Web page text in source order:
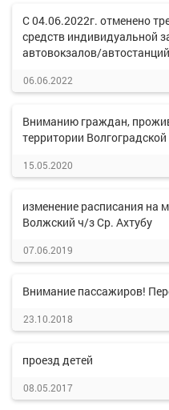
С 04.06.2022г. отменено
средств индивидуальной
автовокзалов/
06.06.2022
Вниманию граждан,
территории
15.05.2020
изменение расписания на
Волжский ч/з Ср. Ахтубу
07.06.2019
Внимание пассажиров!
23.10.2018
проезд детей
08.05.2017